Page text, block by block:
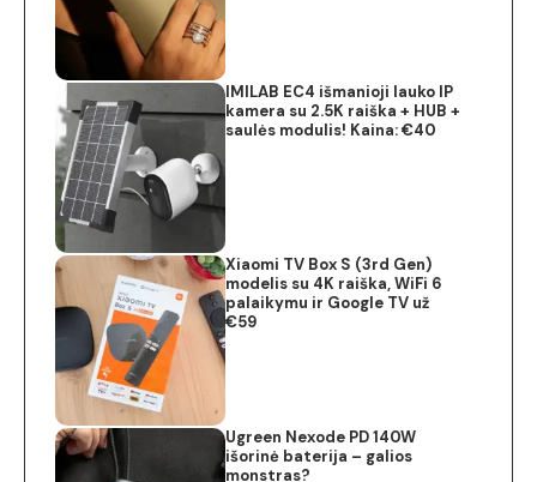
IMILAB EC4 išmanioji lauko IP
kamera su 2.5K raiška + HUB +
saulės modulis! Kaina: €40
Xiaomi TV Box S (3rd Gen)
modelis su 4K raiška, WiFi 6
palaikymu ir Google TV už
€59
Ugreen Nexode PD 140W
išorinė baterija – galios
monstras?